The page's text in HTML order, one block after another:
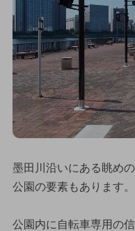
墨田川沿いにある眺め
公園の要素もあります。
公園内に自転車専用の